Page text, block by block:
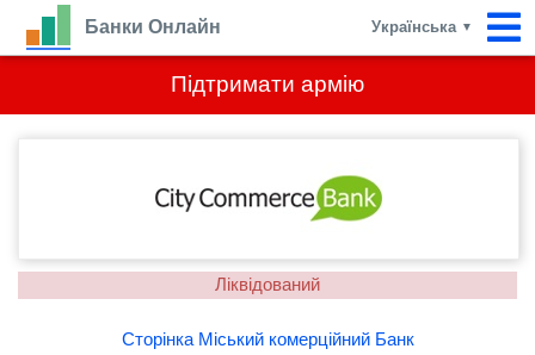
Підтримати армію
Банки Онлайн Українська ▼
Ліквідований
Сторінка Міський комерційний Банк